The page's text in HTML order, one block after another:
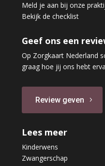
Meld je aan bij onze
Bekijk de checklist
Geef ons een
Op Zorgkaart Nederland
graag hoe jij ons hebt
Review geven
Lees meer
Kinderwens
Zwangerschap